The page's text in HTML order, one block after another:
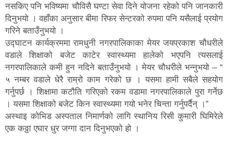
नसकिए पनि भविष्यमा चौविसै घण्टा सेवा दिने योजना रहेको पनि जानकारी
दिनुभयो । वहाँका अनुसार बीमा रिफर सेन्टरको रुपमा पनि यसैलाई प्रयोग
गरिने बताउँनुभयो ।
उद्घाटन कार्यक्रममा रामधुनी नगरपालिकाका मेयर जयप्रकाश चौधरीले
वडाले शिक्षाको बजेट काटेर स्वास्थ्यमा हालेको भएपनि त्यसलाई
नगरपालिकाले कमी हुन नदिने बताउँनुभयो । मेयर चौधरीले भन्नुभयो – “
५ नम्बर वडाले धेरै राम्रो काम गरेको छ । यसमा हामी सबैले सहयोग
गर्नुपर्छ । शिक्षामा कटौति गरिएको रकम वडामा नगरपालिकाले पुरा गर्नेछ
। यसमा शिक्षाको बजेट किन स्वास्थ्यमा गयो भनेर चिन्ता गर्नुपर्दैन् ।”
अस्थाइ कोभिड अस्पताल निमार्णको लागि स्थानिय रिसी कुमारी घिमिरेले
एक कठ्ठा एघार धुर जग्गा दान दिनुभएको हो ।